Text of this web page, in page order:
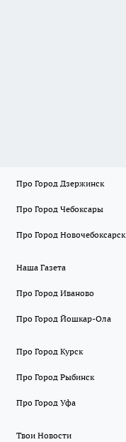
Про Город Дзержинск
Про Город Чебоксары
Про Город Новочебоксарск
Наша Газета
Про Город Иваново
Про Город Йошкар-Ола
Про Город Курск
Про Город Рыбинск
Про Город Уфа
Твои Новости